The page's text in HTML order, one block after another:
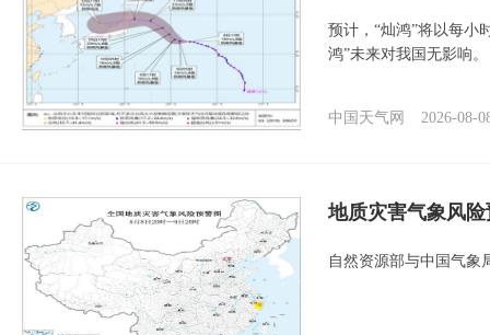
预计，“灿鸿”将以每小
鸿”未来对我国无影响。
中国天气网 2026-08-
地质灾害气象风
自然资源部与中国气象